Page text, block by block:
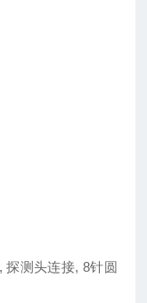
探测头连接, 8针圆